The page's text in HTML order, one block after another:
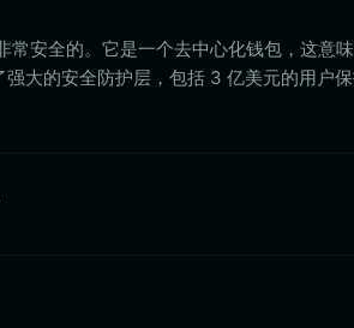
安全的。它是一个去中心化钱包，这意
大的安全防护层，包括 3 亿美元的用户保